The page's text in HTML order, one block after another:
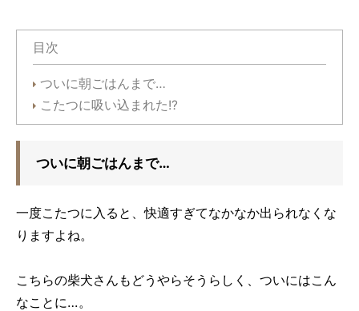
目次
ついに朝ごはんまで…
こたつに吸い込まれた!?
ついに朝ごはんまで…
一度こたつに入ると、快適すぎてなかなか出られなくな
りますよね。
こちらの柴犬さんもどうやらそうらしく、ついにはこん
なことに…。